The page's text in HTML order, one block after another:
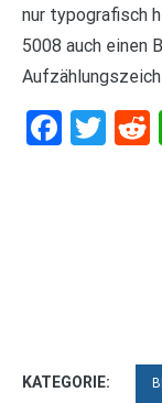
nur typografisch
5008 auch einen
KATEGORIE: